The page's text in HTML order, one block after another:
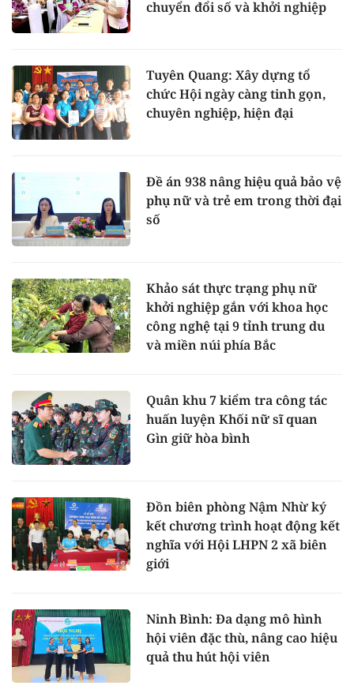
chuyển đổi số và khởi nghiệp
Tuyên Quang: Xây dựng tổ
chức Hội ngày càng tinh gọn,
chuyên nghiệp, hiện đại
Đề án 938 nâng hiệu quả bảo vệ
phụ nữ và trẻ em trong thời đại
số
Khảo sát thực trạng phụ nữ
khởi nghiệp gắn với khoa học
công nghệ tại 9 tỉnh trung du
và miền núi phía Bắc
Quân khu 7 kiểm tra công tác
huấn luyện Khối nữ sĩ quan
Gìn giữ hòa bình
Đồn biên phòng Nậm Nhừ ký
kết chương trình hoạt động kết
nghĩa với Hội LHPN 2 xã biên
giới
Ninh Bình: Đa dạng mô hình
hội viên đặc thù, nâng cao hiệu
quả thu hút hội viên